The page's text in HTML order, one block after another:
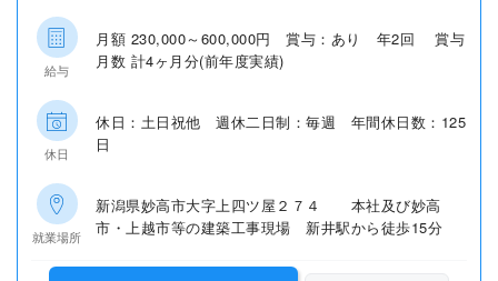
給与
月額 230,000～600,000円 賞与：あり 年2回 賞与
月数 計4ヶ月分(前年度実績)
休日
休日：土日祝他 週休二日制：毎週 年間休日数：125
日
就業場所
新潟県妙高市大字上四ツ屋２７４ 本社及び妙高
市・上越市等の建築工事現場 新井駅から徒歩15分